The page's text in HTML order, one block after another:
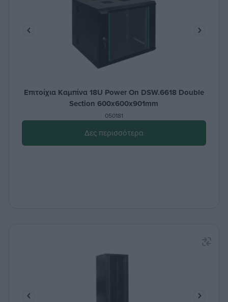
Επιτοίχια Καμπίνα 18U Power On DSW.6618 Double
Section 600x600x901mm
050181
Δες περισσότερα